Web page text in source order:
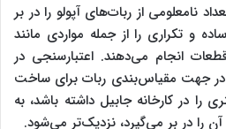
نامعلومی از ربات‌های آپولو را در بر
و تکراری را از جمله مواردی مانند
انجام می‌دهند. اعتبارسنجی در
در جهت مقیاس‌بندی ربات برای ساخت
را در کارخانه جابیل داشته باشد، به
را در بر می‌گیرد، نزدیک‌تر می‌شود.